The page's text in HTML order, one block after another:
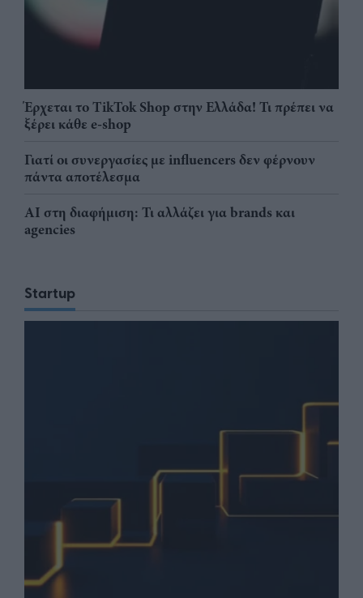
Έρχεται το TikTok Shop στην Ελλάδα! Τι πρέπει να
ξέρει κάθε e-shop
Γιατί οι συνεργασίες με influencers δεν φέρνουν
πάντα αποτέλεσμα
AI στη διαφήμιση: Τι αλλάζει για brands και
agencies
Startup